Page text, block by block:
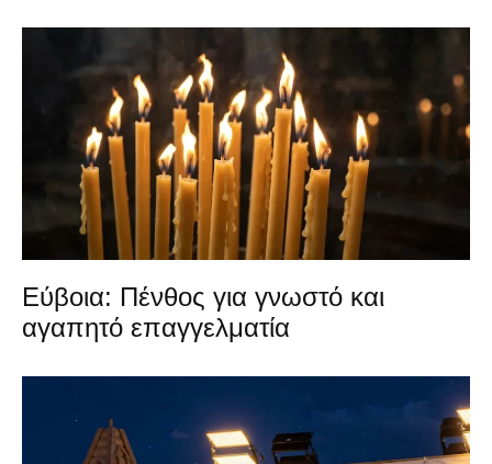
Εύβοια: Πένθος για γνωστό και
αγαπητό επαγγελματία